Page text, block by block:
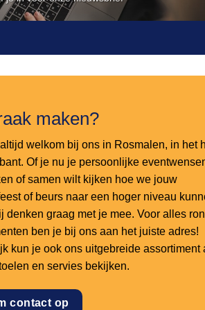
maken?
welkom bij ons in Rosmalen, in het
Of je nu je persoonlijke
of samen wilt kijken hoe we jouw
of beurs naar een hoger niveau
denken graag met je mee. Voor alles
ben je bij ons aan het juiste adres!
kun je ook ons uitgebreide assortiment
en servies bekijken.
contact op